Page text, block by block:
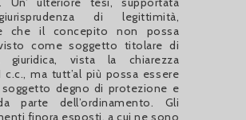
di legittimità,
che il concepito non possa
come soggetto titolare di
giuridica, vista la chiarezza
c.c., ma tutt’al più possa essere
degno di protezione e
parte dell’ordinamento. Gli